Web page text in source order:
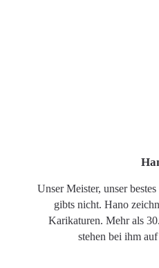
Unser Meister, unser
gibts nicht. Hano
Karikaturen. Mehr als
stehen bei ihm